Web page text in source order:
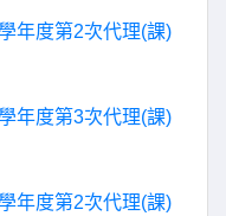
年度第2次代理(課)
年度第3次代理(課)
年度第2次代理(課)